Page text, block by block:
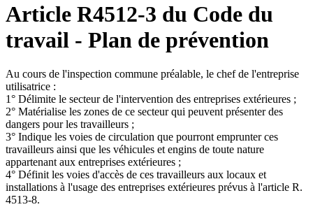
Article R4512-3 du Code du
travail - Plan de prévention
Au cours de l'inspection commune préalable, le chef de l'entreprise
utilisatrice :
1° Délimite le secteur de l'intervention des entreprises extérieures ;
2° Matérialise les zones de ce secteur qui peuvent présenter des
dangers pour les travailleurs ;
3° Indique les voies de circulation que pourront emprunter ces
travailleurs ainsi que les véhicules et engins de toute nature
appartenant aux entreprises extérieures ;
4° Définit les voies d'accès de ces travailleurs aux locaux et
installations à l'usage des entreprises extérieures prévus à l'article R.
4513-8.